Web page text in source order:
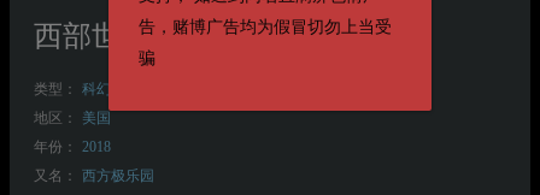
告，赌博广告均为假冒切勿上当受
骗
西部世界 第二季 第二季 Westworld Season 2
类型： 科幻
地区：
美国
年份：
2018
又名：
西方极乐园